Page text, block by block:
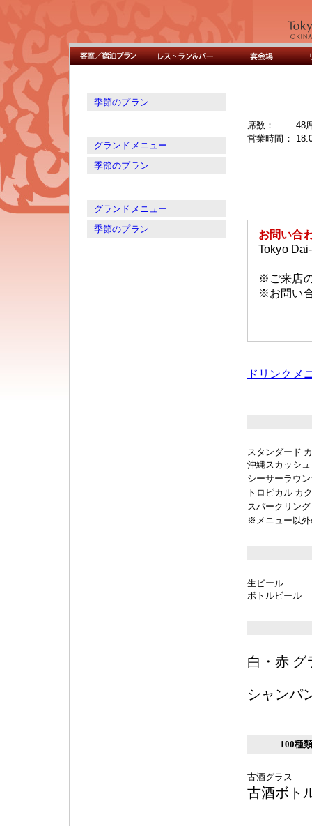
季節のプラン
グランドメニュー
季節のプラン
グランドメニュー
季節のプラン
席数：
48
営業時間：
お問い合
Tokyo
※ご来店
※お問い
ドリンクメ
スタンダード
沖縄スカッシュ
シーサーラウ
トロピカル カ
スパークリン
※メニュー以外
生ビール
ボトルビール
白・赤 グ
シャンパ
100種
古酒グラス
古酒ボト